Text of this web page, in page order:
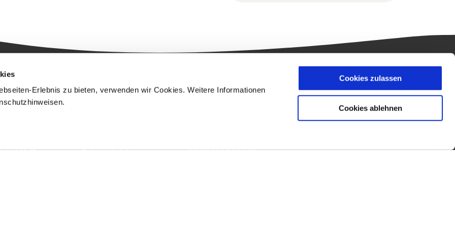
Erlebnis zu bieten, verwenden wir Cookies. Weitere Informationen
Cookies zulassen
Cookies ablehnen
Reisen
Infos
Datenschutzhinweise
Kontakt
info@aventoura.de
Wir beraten Sie gern
Mo - Fr: 09:00 - 17:00 Uhr